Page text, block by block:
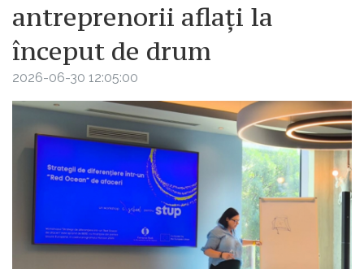
antreprenorii aflați la
început de drum
2026-06-30 12:05:00